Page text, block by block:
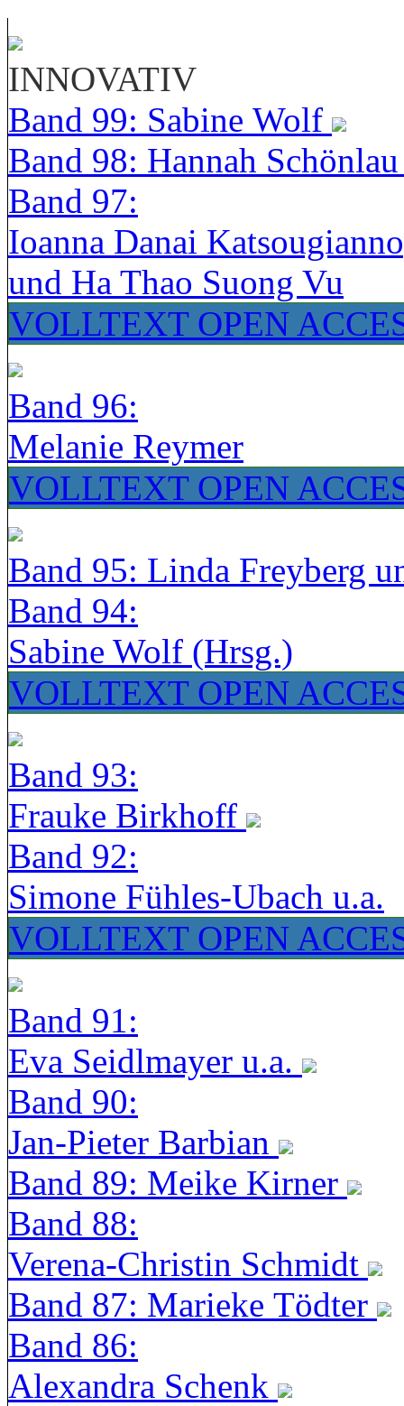
INNOVATIV
Band 99: Sabine Wolf
Band 98: Hannah
Band 97:
Ioanna Danai
und Ha Thao Suong Vu
VOLLTEXT OPEN
Band 96:
Melanie Reymer
VOLLTEXT OPEN
Band 95: Linda Freyberg
Band 94:
Sabine Wolf (Hrsg.)
VOLLTEXT OPEN
Band 93:
Frauke Birkhoff
Band 92:
Simone Fühles-Ubach u.a.
VOLLTEXT OPEN
Band 91:
Eva Seidlmayer u.a.
Band 90:
Jan-Pieter Barbian
Band 89: Meike Kirner
Band 88:
Verena-Christin Schmidt
Band 87: Marieke Tödter
Band 86:
Alexandra Schenk